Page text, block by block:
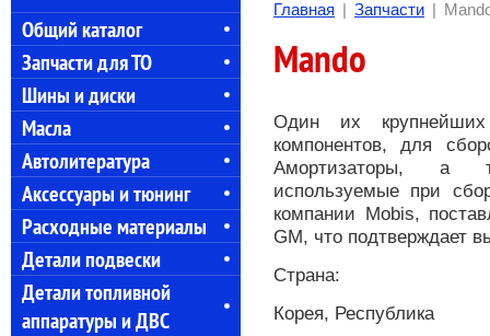
Главная Запчасти
Mando
Один их крупнейших
компонентов, для
Амортизаторы, а
используемые при
компании Mobis,
GM, что подтверждает
Страна:
Корея, Республика
Общий каталог
Запчасти для ТО
Шины и диски
Масла
Автолитература
Аксессуары и тюнинг
Расходные материалы
Детали подвески
Детали топливной
аппаратуры и ДВС